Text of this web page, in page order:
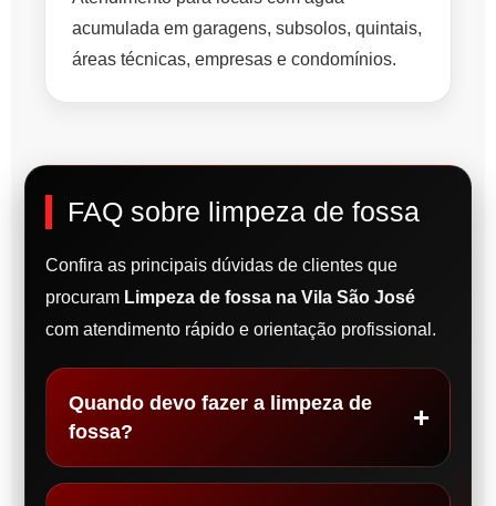
acumulada em garagens, subsolos, quintais,
áreas técnicas, empresas e condomínios.
FAQ sobre limpeza de fossa
Confira as principais dúvidas de clientes que
procuram Limpeza de fossa na Vila São José
com atendimento rápido e orientação profissional.
Quando devo fazer a limpeza de
fossa?